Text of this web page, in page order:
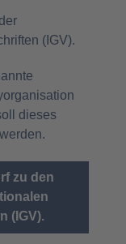
(IGV).
dieses
zu den
(IGV).